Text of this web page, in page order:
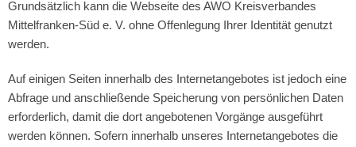
Grundsätzlich kann die Webseite des AWO Kreisverbandes
Mittelfranken-Süd e. V. ohne Offenlegung Ihrer Identität genutzt
werden.
Auf einigen Seiten innerhalb des Internetangebotes ist jedoch eine
Abfrage und anschließende Speicherung von persönlichen Daten
erforderlich, damit die dort angebotenen Vorgänge ausgeführt
werden können. Sofern innerhalb unseres Internetangebotes die